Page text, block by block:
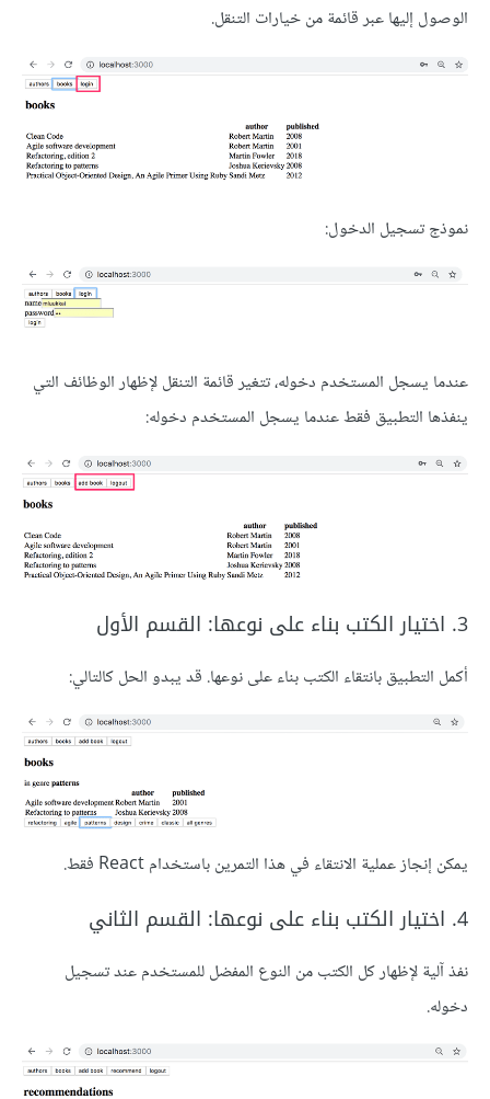
الوصول إليها عبر قائمة من خيارات التنقل.
نموذج تسجيل الدخول:
عندما يسجل المستخدم دخوله، تتغير قائمة التنقل لإظهار الوظائف التي
ينفذها التطبيق فقط عندما يسجل المستخدم دخوله:
3. اختيار الكتب بناء على نوعها: القسم الأول
أكمل التطبيق بانتقاء الكتب بناء على نوعها. قد يبدو الحل كالتالي:
يمكن إنجاز عملية الانتقاء في هذا التمرين باستخدام React فقط.
4. اختيار الكتب بناء على نوعها: القسم الثاني
نفذ آلية لإظهار كل الكتب من النوع المفضل للمستخدم عند تسجيل
دخوله.